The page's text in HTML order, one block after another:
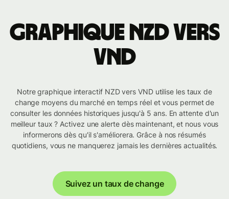
Graphique NZD vers
VND
Notre graphique interactif NZD vers VND utilise les taux de
change moyens du marché en temps réel et vous permet de
consulter les données historiques jusqu'à 5 ans. En attente d'un
meilleur taux ? Activez une alerte dès maintenant, et nous vous
informerons dès qu'il s'améliorera. Grâce à nos résumés
quotidiens, vous ne manquerez jamais les dernières actualités.
Suivez un taux de change